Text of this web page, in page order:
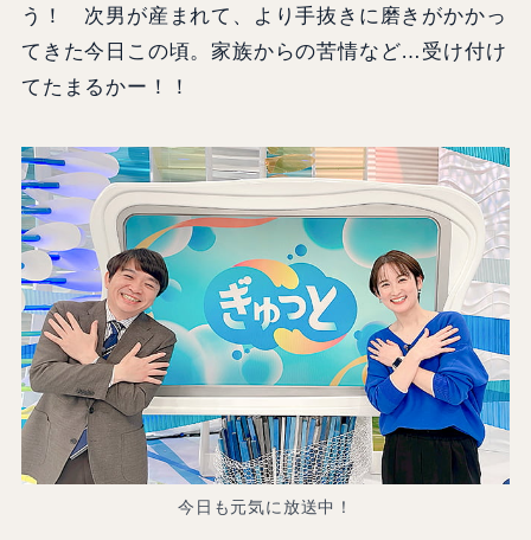
う！ 次男が産まれて、より手抜きに磨きがかかっ
てきた今日この頃。家族からの苦情など…受け付け
てたまるかー！！
今日も元気に放送中！